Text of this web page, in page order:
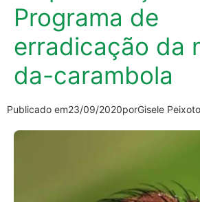
Programa de
erradicação da
da-carambola
Publicado em23/09/2020porGisele Peixoto